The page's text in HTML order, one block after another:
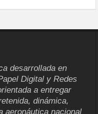
desarrollada en
Digital y Redes
a entregar
dinámica,
aeronáutica nacional